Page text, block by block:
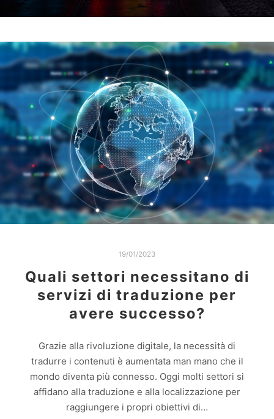
19/01/2023
Quali settori necessitano di
servizi di traduzione per
avere successo?
Grazie alla rivoluzione digitale, la necessità di
tradurre i contenuti è aumentata man mano che il
mondo diventa più connesso. Oggi molti settori si
affidano alla traduzione e alla localizzazione per
raggiungere i propri obiettivi di…